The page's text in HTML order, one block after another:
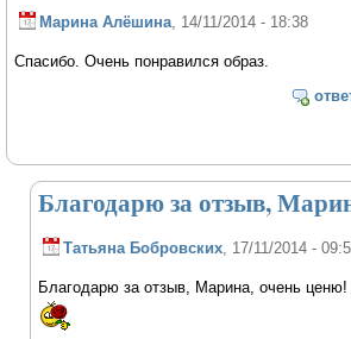
Марина Алёшина, 14/11/2014 - 18:38
Спасибо. Очень понравился образ.
Благодарю за отзыв,
Татьяна Бобровских, 17/11/2014 -
Благодарю за отзыв, Марина, очень ценю!